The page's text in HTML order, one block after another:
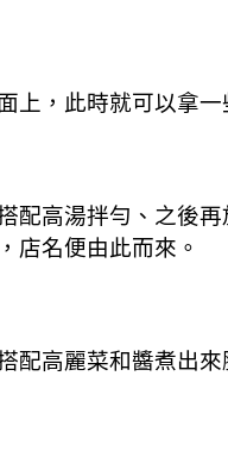
上，此時就可以拿一
配高湯拌勻、之後
店名便由此而來。
配高麗菜和醬煮出來